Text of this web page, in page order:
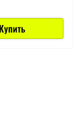
Купить